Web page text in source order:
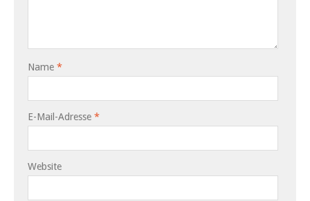
Name *
E-Mail-Adresse *
Website